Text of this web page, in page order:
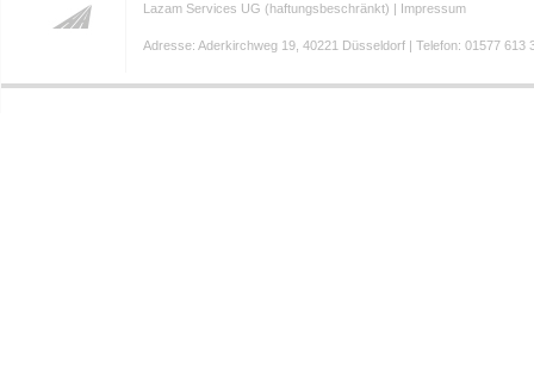
Lazam Services UG (haftungsbeschränkt) | Impressum
Adresse: Aderkirchweg 19, 40221 Düsseldorf | Telefon: 01577